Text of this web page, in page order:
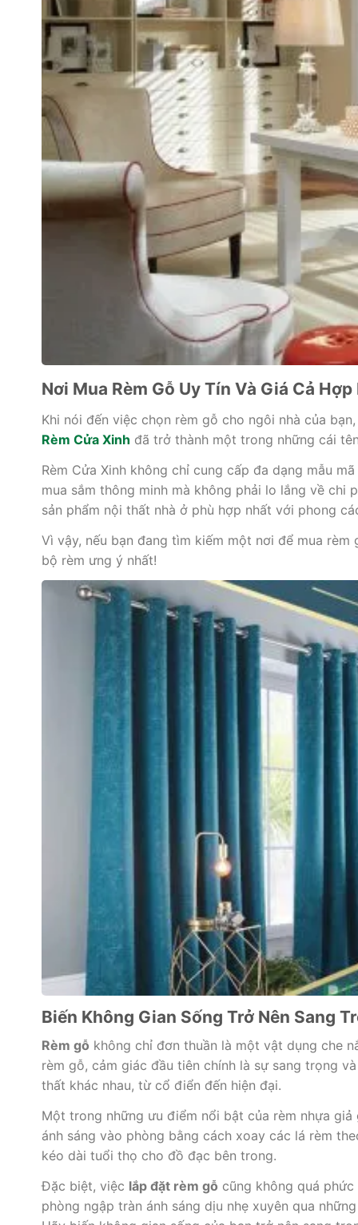
Nơi Mua Rèm Gỗ Uy Tín Và Giá Cả Hợp
Khi nói đến việc chọn rèm gỗ cho ngôi nhà của
Rèm Cửa Xinh đã trở thành một trong những cái
Rèm Cửa Xinh không chỉ cung cấp đa dạng mẫu
mua sắm thông minh mà không phải lo lắng về chi
sản phẩm nội thất nhà ở phù hợp nhất với phong
Vì vậy, nếu bạn đang tìm kiếm một nơi để mua
bộ rèm ưng ý nhất!
Biến Không Gian Sống Trở Nên Sang
Rèm gỗ không chỉ đơn thuần là một vật dụng che
rèm gỗ, cảm giác đầu tiên chính là sự sang trọng
thất khác nhau, từ cổ điển đến hiện đại.
Một trong những ưu điểm nổi bật của rèm nhựa
ánh sáng vào phòng bằng cách xoay các lá rèm
kéo dài tuổi thọ cho đồ đạc bên trong.
Đặc biệt, việc lắp đặt rèm gỗ cũng không quá
phòng ngập tràn ánh sáng dịu nhẹ xuyên qua